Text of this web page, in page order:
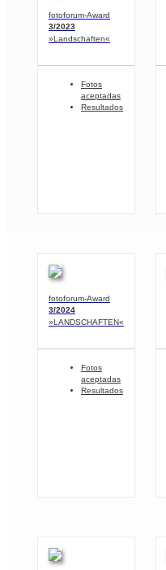
fotoforum-Award
3/2023
»Landschaften«
Fotos
aceptadas
Resultados
fotoforum-Award
3/2024
»LANDSCHAFTEN«
Fotos
aceptadas
Resultados